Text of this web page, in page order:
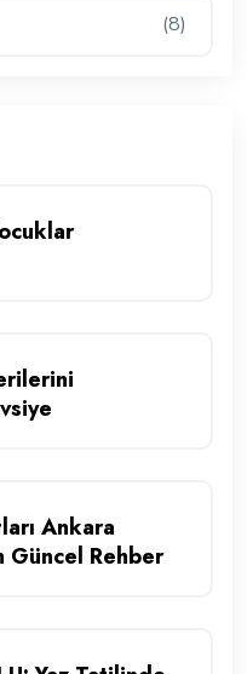
(8)
Ankara
Rehber